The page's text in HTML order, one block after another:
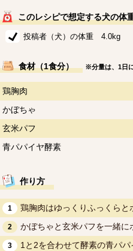
このレシピで想定する犬の体
投稿者（犬）の体重 4.0kg
食材（1食分） ※分量は、1日
鶏胸肉
かぼちゃ
玄米パフ
青パパイヤ酵素
作り方
1 鶏胸肉はゆっくりふっくらと
2 かぼちゃと玄米パフを一緒に
3 1と2を合わせて酵素の青パパ